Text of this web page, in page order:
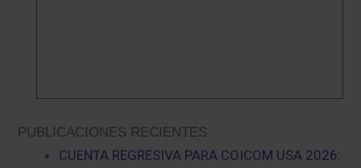
PUBLICACIONES RECIENTES
CUENTA REGRESIVA PARA COICOM USA 2026: